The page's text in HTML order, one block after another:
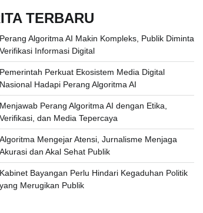
TERBARU
Perang Algoritma AI Makin Kompleks, Publik Diminta
Verifikasi Informasi Digital
Pemerintah Perkuat Ekosistem Media Digital
Nasional Hadapi Perang Algoritma AI
Menjawab Perang Algoritma AI dengan Etika,
Verifikasi, dan Media Tepercaya
Algoritma Mengejar Atensi, Jurnalisme Menjaga
Akurasi dan Akal Sehat Publik
Kabinet Bayangan Perlu Hindari Kegaduhan Politik
yang Merugikan Publik